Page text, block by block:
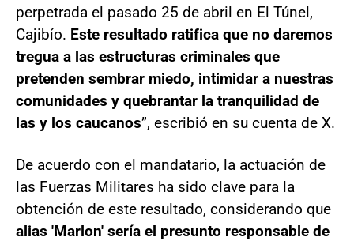
perpetrada el pasado 25 de abril en El Túnel,
Cajibío. Este resultado ratifica que no daremos
tregua a las estructuras criminales que
pretenden sembrar miedo, intimidar a nuestras
comunidades y quebrantar la tranquilidad de
las y los caucanos”, escribió en su cuenta de X.
De acuerdo con el mandatario, la actuación de
las Fuerzas Militares ha sido clave para la
obtención de este resultado, considerando que
alias 'Marlon' sería el presunto responsable de